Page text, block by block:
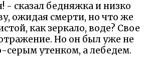
- сказал бедняжка и низко
ожидая смерти, но что же
как зеркало, воде? Свое
Но он был уже не
серым утенком, а лебедем.